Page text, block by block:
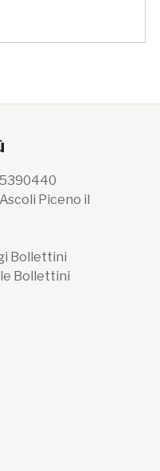
Piceno il
Bollettini
Bollettini